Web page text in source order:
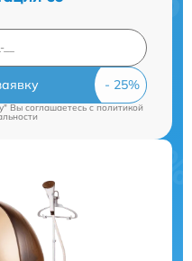
Вы соглашаетесь cполитикой